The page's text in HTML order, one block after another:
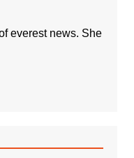
everest news. She